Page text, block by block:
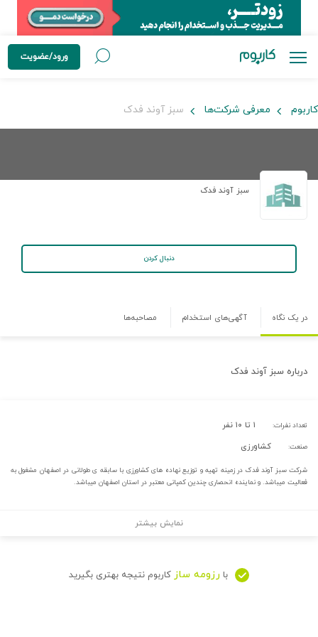
ورود/عضویت
کاربوم معرفی شرکت‌ها سبز آوند فدک
سبز آوند فدک
دنبال کردن
در یک نگاه آگهی‌های استخدام مصاحبه‌ها
درباره سبز آوند فدک
تعداد نفرات: ۱ تا ۱۰ نفر
صنعت: کشاورزی
شرکت سبز آوند فدک در زمینه تهیه و توزیع نهاده های کشاورزی با سابقه ی طولانی در اصفهان مشغول به
فعالیت میباشد. و نماینده انحصاری چندین کمپانی معتبر در استان اصفهان میباشد.
نمایش بیشتر
با رزومه ساز کاربوم نتیجه بهتری بگیرید